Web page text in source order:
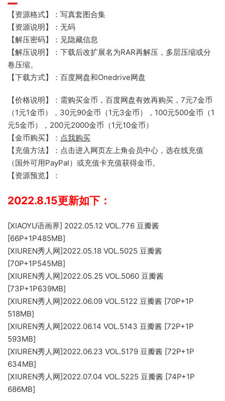
【资源格式】：写真套图合集
【资源说明】：无码
【解压密码】：见隐藏信息
【解压说明】：下载后改扩展名为RAR再解压，多层压缩或分
卷压缩。
【下载方式】：百度网盘和Onedrive网盘
【价格说明】：需购买金币，百度网盘有效再购买，7元7金币
（1元1金币），30元90金币（1元3金币），100元500金币（1
元5金币），200元2000金币（1元10金币）
【金币购买】： 点我购买
【充值方法】：点击进入网页左上角会员中心，选在线充值
（国外可用PayPal）或充值卡充值获得金币。
【资源预览】：
2022.8.15更新如下：
[XIAOYU语画界] 2022.05.12 VOL.776 豆瓣酱
[66P+1P485MB]
[XIUREN秀人网]2022.05.18 VOL.5025 豆瓣酱
[70P+1P545MB]
[XIUREN秀人网]2022.05.25 VOL.5060 豆瓣酱
[73P+1P639MB]
[XIUREN秀人网]2022.06.09 VOL.5122 豆瓣酱 [70P+1P
518MB]
[XIUREN秀人网]2022.06.14 VOL.5143 豆瓣酱 [72P+1P
593MB]
[XIUREN秀人网]2022.06.23 VOL.5179 豆瓣酱 [72P+1P
634MB]
[XIUREN秀人网]2022.07.04 VOL.5225 豆瓣酱 [74P+1P
686MB]